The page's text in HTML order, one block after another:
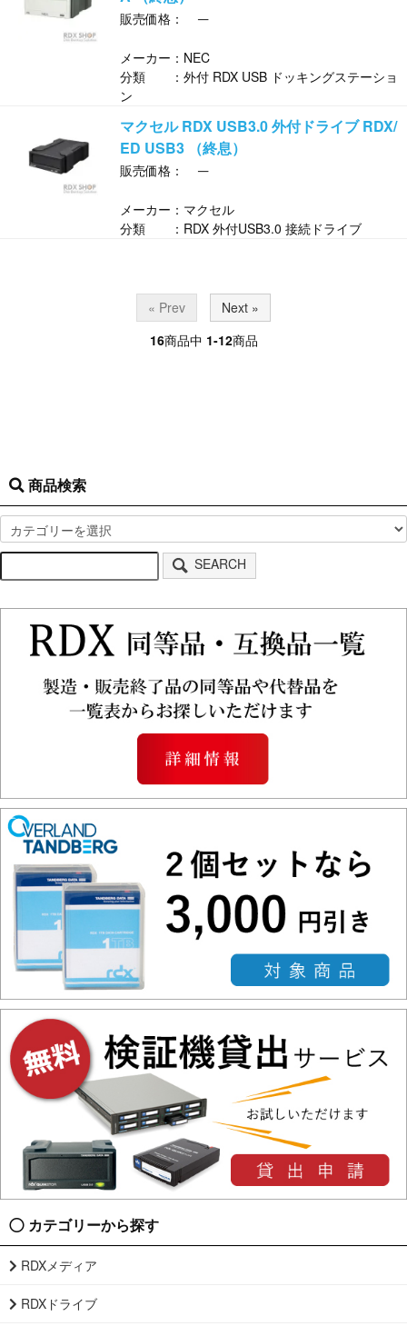
販売価格： ─
メーカー：NEC
分類 ：外付 RDX USB ドッキングステーショ
ン
マクセル RDX USB3.0 外付ドライブ RDX/
ED USB3 （終息）
販売価格： ─
メーカー：マクセル
分類 ：RDX 外付USB3.0 接続ドライブ
« Prev
Next »
16商品中 1-12商品
商品検索
SEARCH
カテゴリーから探す
RDXメディア
RDXドライブ